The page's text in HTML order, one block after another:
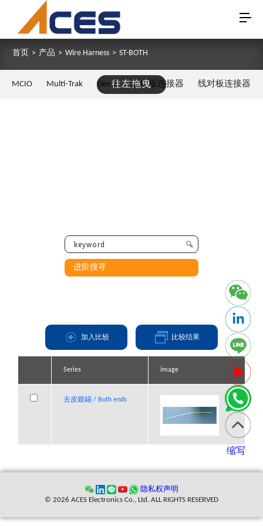
首页 > 产品 > Wire Harness > ST-BOTH
往左拖曳
MCIO Multi-Trak Gen Z 板对板连接器 线对板连接器
进阶搜寻
加入比较 比较结果
Series image
去皮鍍錫 / Both ends
Series
去皮鍍錫 /
Series
去皮鍍錫 /
Series image
去皮鍍錫 / Both ends
缩写
隐私权声明
© 2026 ACES Electronics Co., Ltd. ALL RIGHTS RESERVED